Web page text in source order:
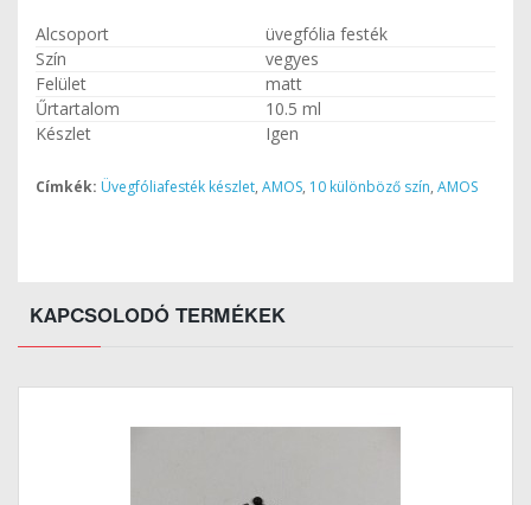
Alcsoport
üvegfólia festék
Szín
vegyes
Felület
matt
Űrtartalom
10.5 ml
Készlet
Igen
Címkék: Üvegfóliafesték készlet, AMOS, 10 különböző szín, AMOS
KAPCSOLODÓ TERMÉKEK